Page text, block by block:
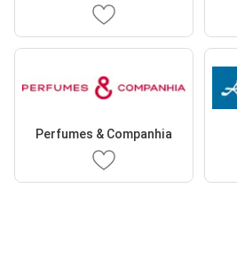
Perfumes & Companhia